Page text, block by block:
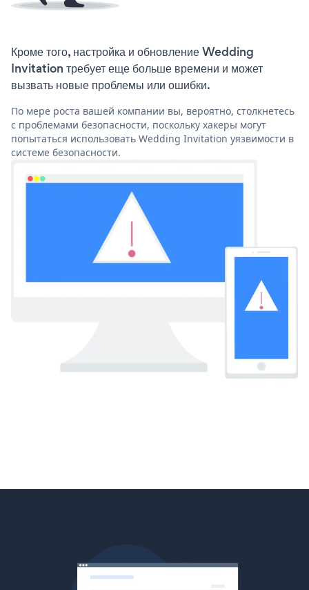
Кроме того, настройка и обновление Wedding
Invitation требует еще больше времени и может
вызвать новые проблемы или ошибки.
По мере роста вашей компании вы, вероятно, столкнетесь
с проблемами безопасности, поскольку хакеры могут
попытаться использовать Wedding Invitation уязвимости в
системе безопасности.